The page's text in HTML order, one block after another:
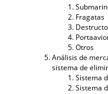
Fragatas
Otros
Análisis de
sistema de
Sistema
Sistema